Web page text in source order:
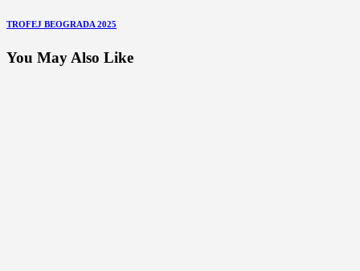
TROFEJ BEOGRADA 2025
You May Also Like